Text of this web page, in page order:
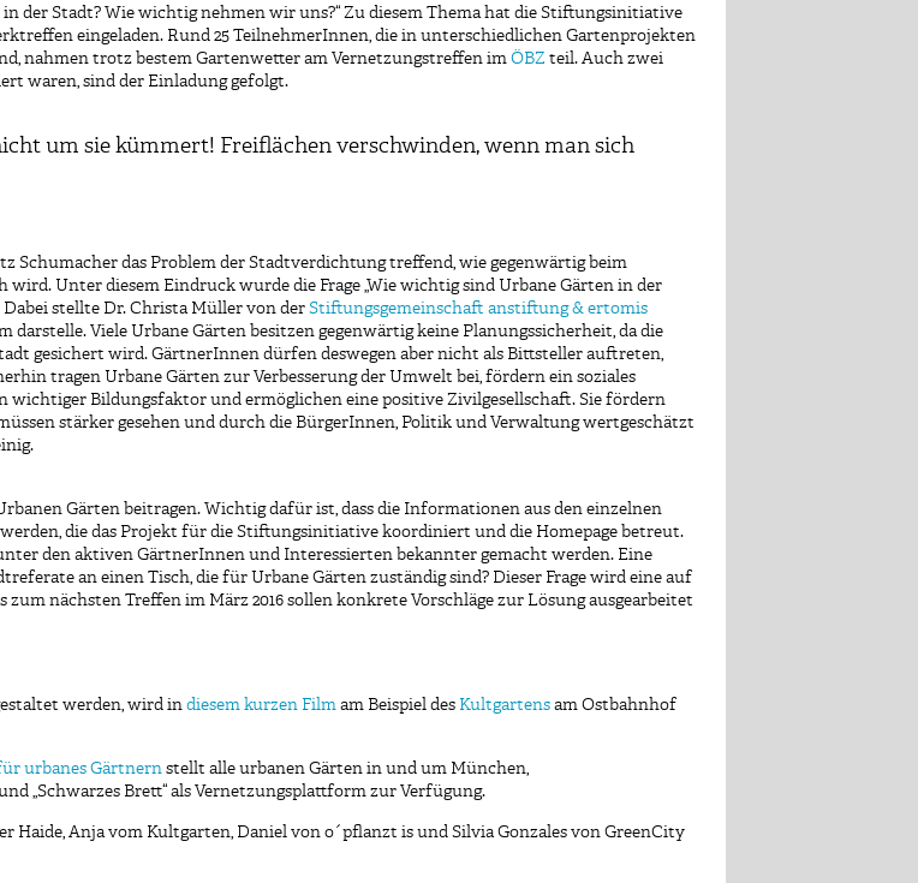
der Stadt? Wie wichtig nehmen wir uns?“ Zu diesem Thema hat die Stiftungsinitiative
eingeladen. Rund 25 TeilnehmerInnen, die in unterschiedlichen Gartenprojekten
nahmen trotz bestem Gartenwetter am Vernetzungstreffen im ÖBZ teil. Auch zwei
waren, sind der Einladung gefolgt.
um sie kümmert! Freiflächen verschwinden, wenn man sich
Schumacher das Problem der Stadtverdichtung treffend, wie gegenwärtig beim
wird. Unter diesem Eindruck wurde die Frage „Wie wichtig sind Urbane Gärten in der
stellte Dr. Christa Müller von der Stiftungsgemeinschaft anstiftung & ertomis
darstelle. Viele Urbane Gärten besitzen gegenwärtig keine Planungssicherheit, da die
gesichert wird. GärtnerInnen dürfen deswegen aber nicht als Bittsteller auftreten,
tragen Urbane Gärten zur Verbesserung der Umwelt bei, fördern ein soziales
wichtiger Bildungsfaktor und ermöglichen eine positive Zivilgesellschaft. Sie fördern
stärker gesehen und durch die BürgerInnen, Politik und Verwaltung wertgeschätzt
Gärten beitragen. Wichtig dafür ist, dass die Informationen aus den einzelnen
die das Projekt für die Stiftungsinitiative koordiniert und die Homepage betreut.
den aktiven GärtnerInnen und Interessierten bekannter gemacht werden. Eine
an einen Tisch, die für Urbane Gärten zuständig sind? Dieser Frage wird eine auf
nächsten Treffen im März 2016 sollen konkrete Vorschläge zur Lösung ausgearbeitet
werden, wird in diesem kurzen Film am Beispiel des Kultgartens am Ostbahnhof
urbanes Gärtnern stellt alle urbanen Gärten in und um München,
„Schwarzes Brett“ als Vernetzungsplattform zur Verfügung.
Haide, Anja vom Kultgarten, Daniel von o´pflanzt is und Silvia Gonzales von GreenCity